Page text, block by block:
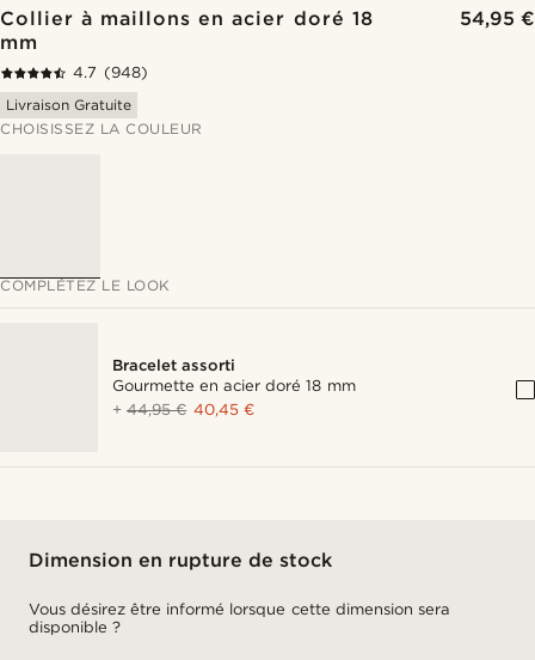
Collier à maillons en acier doré 18
mm
54,95 €
4.7 (948)
Livraison Gratuite
CHOISISSEZ LA COULEUR
COMPLÉTEZ LE LOOK
Bracelet assorti
Gourmette en acier doré 18 mm
+44,95 € 40,45 €
Dimension en rupture de stock
Vous désirez être informé lorsque cette dimension sera
disponible ?